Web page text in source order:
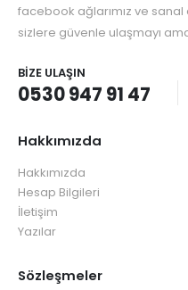
facebook ağlarımız ve
sizlere güvenle ulaşmayı
BIZE ULAŞIN
0530 947 91 47
Hakkımızda
Hakkımızda
Hesap Bilgileri
İletişim
Yazılar
Sözleşmeler